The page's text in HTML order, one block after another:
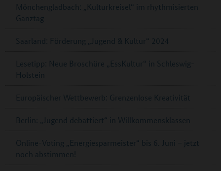
Mönchengladbach: „Kulturkreisel“ im rhythmisierten
Ganztag
Saarland: Förderung „Jugend & Kultur“ 2024
Lesetipp: Neue Broschüre „EssKultur“ in Schleswig-
Holstein
Europäischer Wettbewerb: Grenzenlose Kreativität
Berlin: „Jugend debattiert“ in Willkommensklassen
Online-Voting „Energiesparmeister“ bis 6. Juni – jetzt
noch abstimmen!